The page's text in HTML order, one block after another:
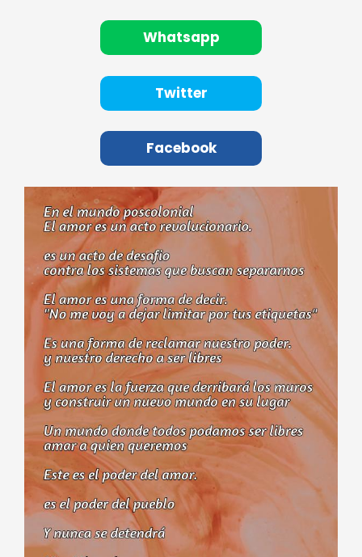
Whatsapp
Twitter
Facebook